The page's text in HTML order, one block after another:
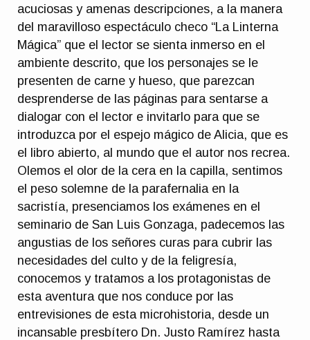
acuciosas y amenas descripciones, a la manera
del maravilloso espectáculo checo “La Linterna
Mágica” que el lector se sienta inmerso en el
ambiente descrito, que los personajes se le
presenten de carne y hueso, que parezcan
desprenderse de las páginas para sentarse a
dialogar con el lector e invitarlo para que se
introduzca por el espejo mágico de Alicia, que es
el libro abierto, al mundo que el autor nos recrea.
Olemos el olor de la cera en la capilla, sentimos
el peso solemne de la parafernalia en la
sacristía, presenciamos los exámenes en el
seminario de San Luis Gonzaga, padecemos las
angustias de los señores curas para cubrir las
necesidades del culto y de la feligresía,
conocemos y tratamos a los protagonistas de
esta aventura que nos conduce por las
entrevisiones de esta microhistoria, desde un
incansable presbítero Dn. Justo Ramírez hasta